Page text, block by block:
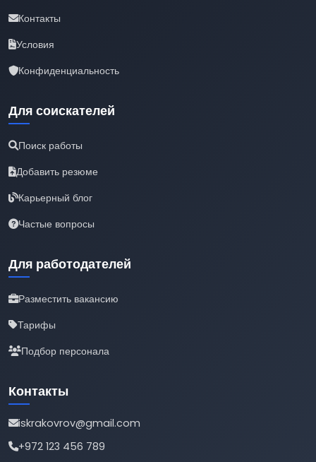
Контакты
Условия
Конфиденциальность
Для соискателей
Поиск работы
Добавить резюме
Карьерный блог
Частые вопросы
Для работодателей
Разместить вакансию
Тарифы
Подбор персонала
Контакты
iskrakovrov@gmail.com
+972 123 456 789